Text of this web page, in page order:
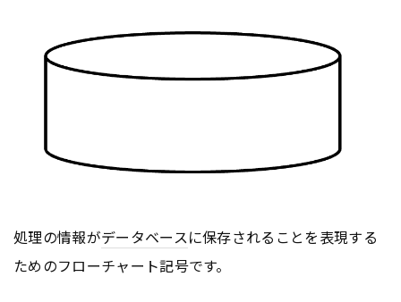
処理の情報がデータベースに保存されることを表現する
ためのフローチャート記号です。